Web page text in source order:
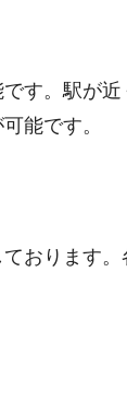
す。駅が
能です。
おります